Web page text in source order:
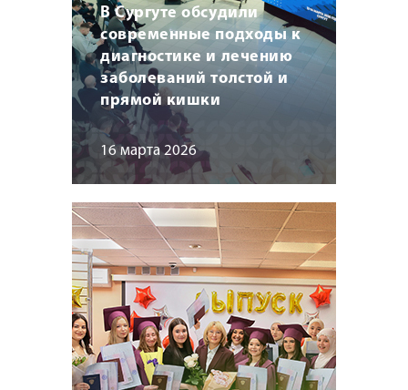
В Сургуте обсудили
современные подходы к
диагностике и лечению
заболеваний толстой и
прямой кишки
16 марта 2026